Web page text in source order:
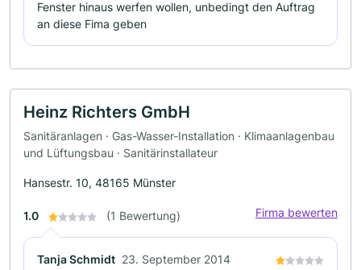
Fenster hinaus werfen wollen, unbedingt den Auftrag
an diese Fima geben
Heinz Richters GmbH
Sanitäranlagen · Gas-Wasser-Installation · Klimaanlagenbau
und Lüftungsbau · Sanitärinstallateur
Hansestr. 10, 48165 Münster
1.0 (1 Bewertung) Firma bewerten
Tanja Schmidt 23. September 2014